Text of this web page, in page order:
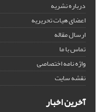
درباره نشریه
اعضای هیات تحریریه
ارسال مقاله
تماس با ما
واژه نامه اختصاصی
نقشه سایت
آخرین اخبار